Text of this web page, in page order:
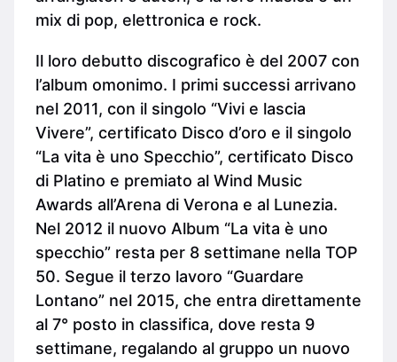
mix di pop, elettronica e rock.
Il loro debutto discografico è del 2007 con
l’album omonimo. I primi successi arrivano
nel 2011, con il singolo “Vivi e lascia
Vivere”, certificato Disco d’oro e il singolo
“La vita è uno Specchio”, certificato Disco
di Platino e premiato al Wind Music
Awards all’Arena di Verona e al Lunezia.
Nel 2012 il nuovo Album “La vita è uno
specchio” resta per 8 settimane nella TOP
50. Segue il terzo lavoro “Guardare
Lontano” nel 2015, che entra direttamente
al 7° posto in classifica, dove resta 9
settimane, regalando al gruppo un nuovo